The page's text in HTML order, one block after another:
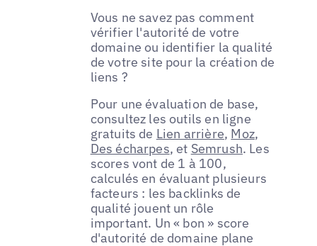
Vous ne savez pas comment
vérifier l'autorité de votre
domaine ou identifier la qualité
de votre site pour la création de
liens ?
Pour une évaluation de base,
consultez les outils en ligne
gratuits de Lien arrière, Moz,
Des écharpes, et Semrush. Les
scores vont de 1 à 100,
calculés en évaluant plusieurs
facteurs : les backlinks de
qualité jouent un rôle
important. Un « bon » score
d'autorité de domaine plane